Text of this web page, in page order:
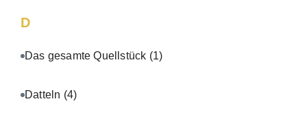
D
Das gesamte Quellstück (1)
Datteln (4)